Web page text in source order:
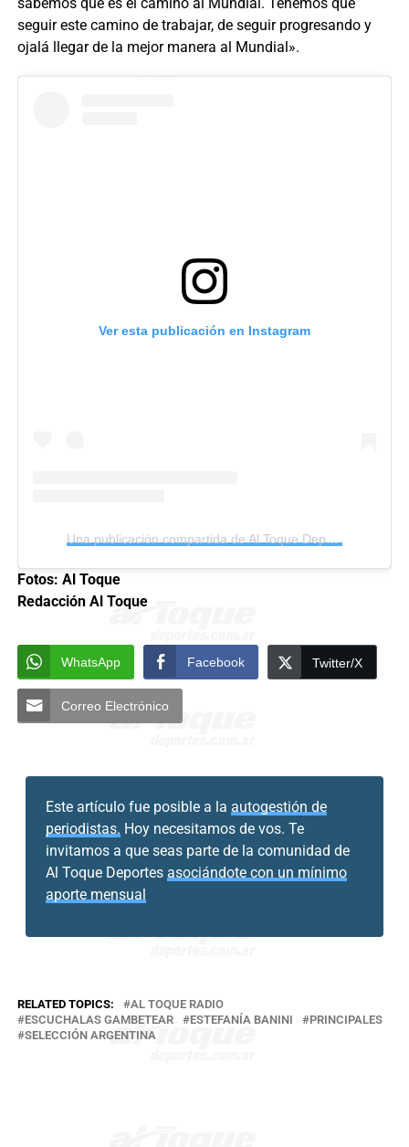
seguir este camino de trabajar, de seguir progresando y
ojalá llegar de la mejor manera al Mundial».
Ver esta publicación en Instagram
Una publicación compartida de Al Toque Deportes (@altoquedeportes)
Fotos: Al Toque
Redacción Al Toque
WhatsApp Facebook Twitter/X
Correo Electrónico
Este artículo fue posible a la autogestión de
periodistas. Hoy necesitamos de vos. Te
invitamos a que seas parte de la comunidad de
Al Toque Deportes asociándote con un mínimo
aporte mensual
RELATED TOPICS:
AL TOQUE RADIO
ESCUCHALAS GAMBETEAR
ESTEFANÍA BANINI
PRINCIPALES
SELECCIÓN ARGENTINA